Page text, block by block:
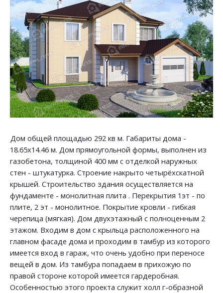
Дом общей площадью 292 кв м. Габариты дома -
18.65х14.46 м. Дом прямоугольной формы, выполнен из
газобетона, толщиной 400 мм с отделкой наружных
стен - штукатурка. Строение накрыто четырёхскатной
крышей. Строительство здания осуществляется на
фундаменте - монолитная плита . Перекрытия 1эт - по
плите, 2 эт - монолитное. Покрытие кровли - гибкая
черепица (мягкая). Дом двухэтажный с полноценным 2
этажом. Входим в дом с крыльца расположенного на
главном фасаде дома и проходим в тамбур из которого
имеется вход в гараж, что очень удобно при переносе
вещей в дом. Из тамбура попадаем в прихожую по
правой стороне которой имеется гардеробная.
Особенностью этого проекта служит холл г-образной